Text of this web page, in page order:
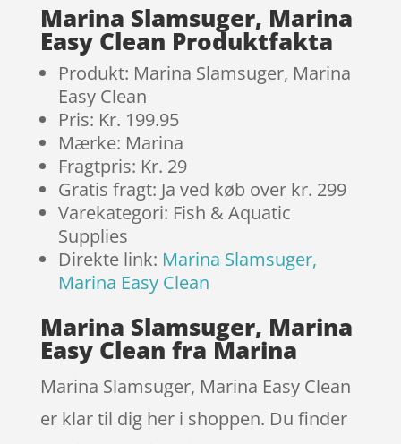
Marina Slamsuger, Marina
Easy Clean Produktfakta
Produkt: Marina Slamsuger, Marina
Easy Clean
Pris: Kr. 199.95
Mærke: Marina
Fragtpris: Kr. 29
Gratis fragt: Ja ved køb over kr. 299
Varekategori: Fish & Aquatic
Supplies
Direkte link: Marina Slamsuger,
Marina Easy Clean
Marina Slamsuger, Marina
Easy Clean fra Marina
Marina Slamsuger, Marina Easy Clean
er klar til dig her i shoppen. Du finder